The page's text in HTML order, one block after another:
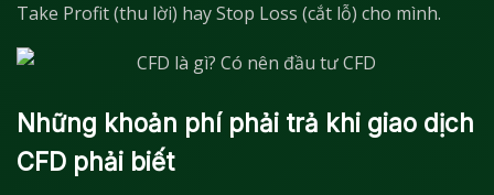
Take Profit (thu lời) hay Stop Loss (cắt lỗ) cho mình.
Những khoản phí phải trả khi giao dịch
CFD phải biết